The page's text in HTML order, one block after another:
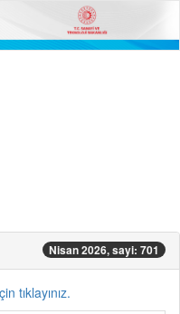
Nisan 2026, sayi: 701
tıklayınız.